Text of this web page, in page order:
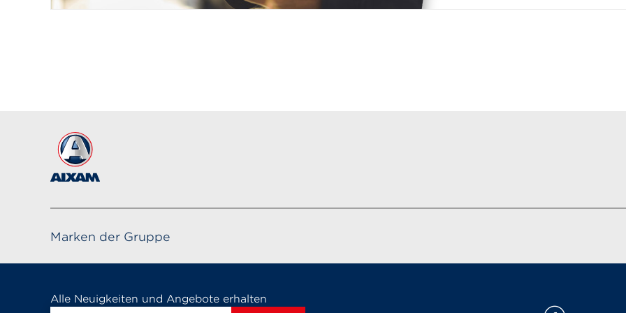
Marken der Gruppe
Alle Neuigkeiten und Angebote erhalten